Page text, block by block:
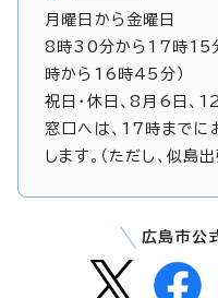
月曜日から金曜日
8時30分から17時15分
時から16時45分）
祝日・休日、8月6日
窓口へは、17時までに
します。（ただし、似
広島市公